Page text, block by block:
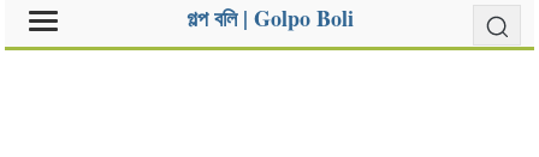
গল্প বলি | Golpo Boli